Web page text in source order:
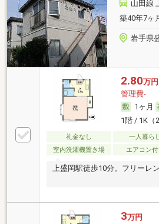
山田線
築40年7ヶ
岩手県
2.80万円
管理費-
1ヶ月
1階 / 1K（
礼金なし 一人暮ら
室内洗濯機置き場
エアコン付
上盛岡駅徒歩10分。フリーレ
3万円